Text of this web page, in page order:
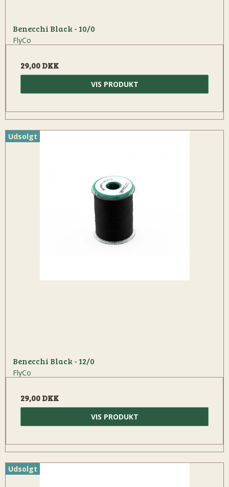
Benecchi Black - 10/0
FlyCo
29,00 DKK
VIS PRODUKT
Udsolgt
Benecchi Black - 12/0
FlyCo
29,00 DKK
VIS PRODUKT
Udsolgt